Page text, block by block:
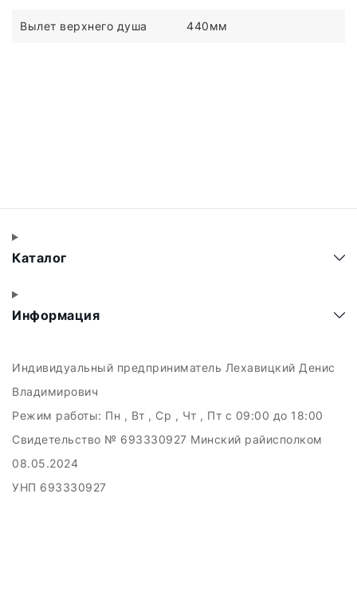
Вылет верхнего душа 440мм
Каталог
Информация
Индивидуальный предприниматель Лехавицкий Денис
Владимирович
Режим работы: Пн , Вт , Ср , Чт , Пт c 09:00 до 18:00
Свидетельство № 693330927 Минский райисполком
08.05.2024
УНП 693330927